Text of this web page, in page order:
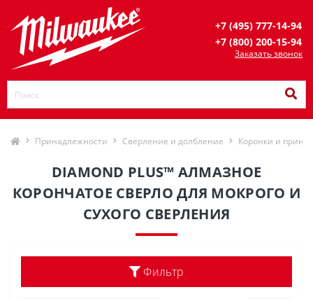
+7 (495) 777-14-94
+7 (800) 200-15-94
Заказать звонок
Принадлежности Сверление и долбление Коронки и
DIAMOND PLUS™ АЛМАЗНОЕ
КОРОНЧАТОЕ СВЕРЛО ДЛЯ МОКРОГО И
СУХОГО СВЕРЛЕНИЯ
Фильтр